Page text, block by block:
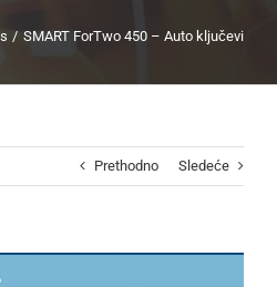
SMART ForTwo 450 – Auto ključevi
Prethodno Sledeće